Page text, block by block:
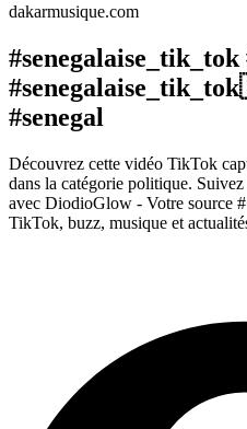
dakarmusique.com
#senegal
Découvrez cette vidéo TikTok
dans la catégorie politique.
avec DiodioGlow - Votre source
TikTok, buzz, musique et